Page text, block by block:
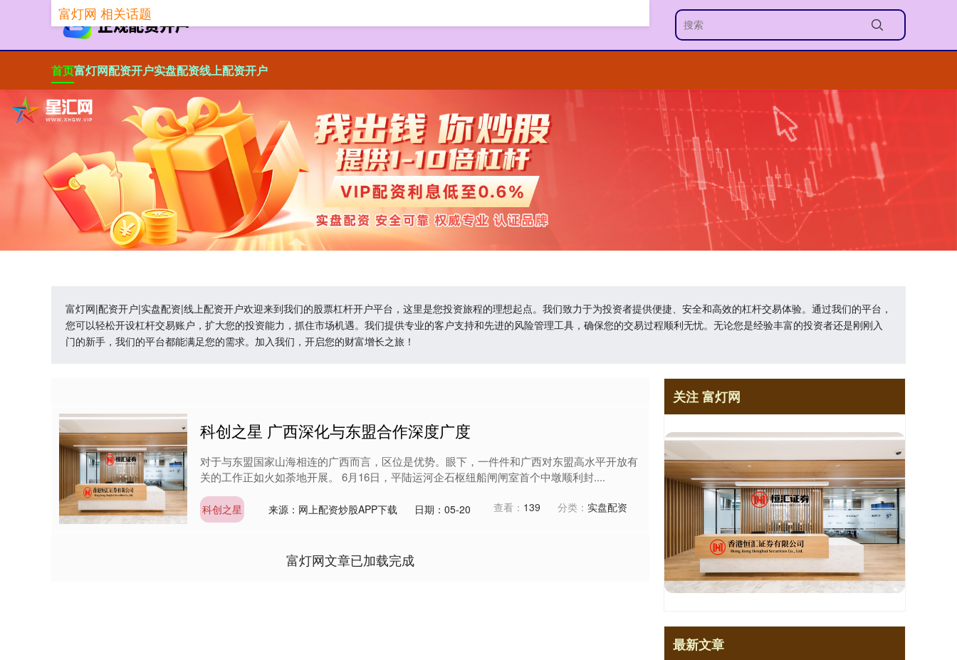
首页富灯网配资开户实盘配资线上配资开户
富灯网|配资开户|实盘配资|线上配资开户欢迎来到我们的股票杠杆开户平台，这里是您投资旅程的理想起点。我们致力于为投资者提供便捷、安全和高效的杠杆交易体验。通过我们的平台，
您可以轻松开设杠杆交易账户，扩大您的投资能力，抓住市场机遇。我们提供专业的客户支持和先进的风险管理工具，确保您的交易过程顺利无忧。无论您是经验丰富的投资者还是刚刚入
门的新手，我们的平台都能满足您的需求。加入我们，开启您的财富增长之旅！
富灯网 相关话题
科创之星 广西深化与东盟合作深度广度
对于与东盟国家山海相连的广西而言，区位是优势。眼下，一件件和广西对东盟高水平开放有
关的工作正如火如荼地开展。 6月16日，平陆运河企石枢纽船闸闸室首个中墩顺利封....
科创之星 来源：网上配资炒股APP下载 日期：05-20 查看： 139 分类： 实盘配资
富灯网文章已加载完成
关注 富灯网
最新文章